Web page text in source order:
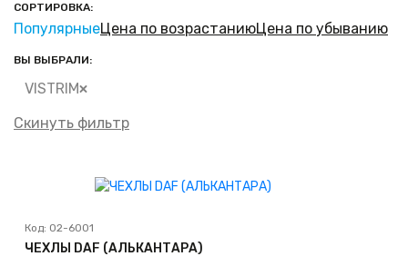
СОРТИРОВКА:
ПопулярныеЦена по возрастаниюЦена по убыванию
ВЫ ВЫБРАЛИ:
VISTRIM
Скинуть фильтр
Код: 02-6001
ЧЕХЛЫ DAF (АЛЬКАНТАРА)